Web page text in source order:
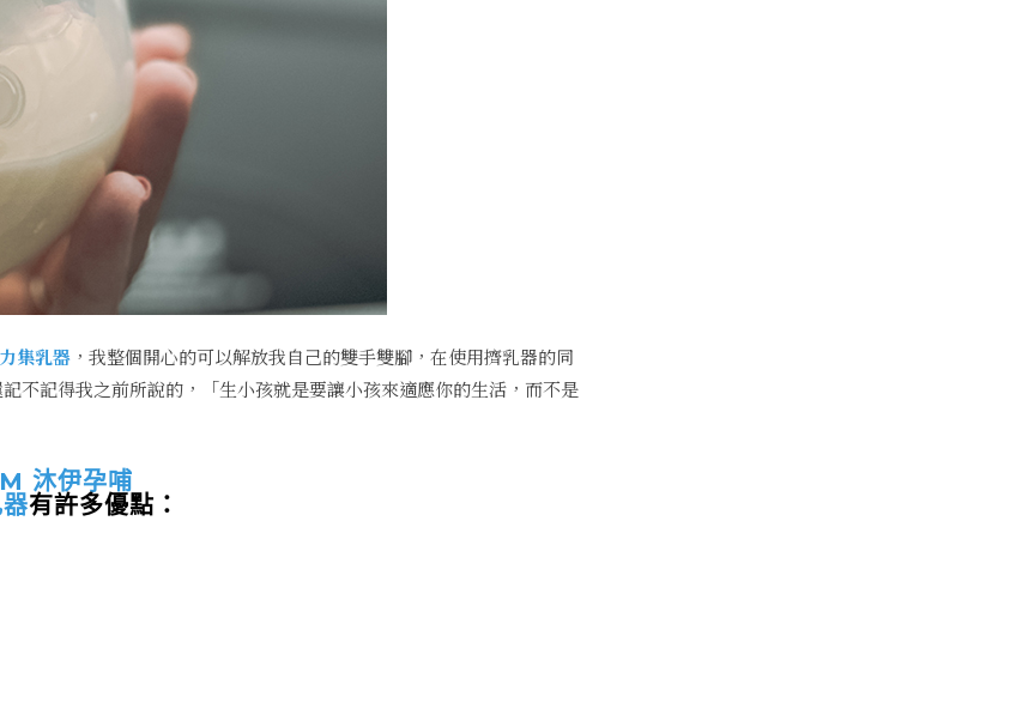
集乳器 ，我整個開心的可以解放我自己的雙手雙腳，在使用擠乳器的同
不記得我之前所說的，「生小孩就是要讓小孩來適應你的生活，而不是
沐伊孕哺
有許多優點：